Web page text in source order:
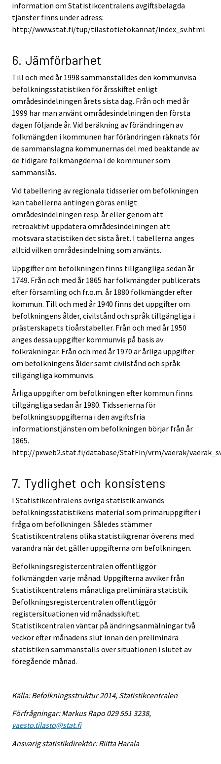
information om Statistikcentralens avgiftsbelagda
tjänster finns under adress:
http://www.stat.fi/tup/tilastotietokannat/index_sv.html
6. Jämförbarhet
Till och med år 1998 sammanställdes den kommunvisa
befolkningsstatistiken för årsskiftet enligt
områdesindelningen årets sista dag. Från och med år
1999 har man använt områdesindelningen den första
dagen följande år. Vid beräkning av förändringen av
folkmängden i kommunen har förändringen räknats för
de sammanslagna kommunernas del med beaktande av
de tidigare folkmängderna i de kommuner som
sammanslås.
Vid tabellering av regionala tidsserier om befolkningen
kan tabellerna antingen göras enligt
områdesindelningen resp. år eller genom att
retroaktivt uppdatera områdesindelningen att
motsvara statistiken det sista året. I tabellerna anges
alltid vilken områdesindelning som använts.
Uppgifter om befolkningen finns tillgängliga sedan år
1749. Från och med år 1865 har folkmängder publicerats
efter församling och fr.o.m. år 1880 folkmängder efter
kommun. Till och med år 1940 finns det uppgifter om
befolkningens ålder, civilstånd och språk tillgängliga i
prästerskapets tioårstabeller. Från och med år 1950
anges dessa uppgifter kommunvis på basis av
folkräkningar. Från och med år 1970 är årliga uppgifter
om befolkningens ålder samt civilstånd och språk
tillgängliga kommunvis.
Årliga uppgifter om befolkningen efter kommun finns
tillgängliga sedan år 1980. Tidsserierna för
befolkningsuppgifterna i den avgiftsfria
informationstjänsten om befolkningen börjar från år
1865.
http://pxweb2.stat.fi/database/StatFin/vrm/vaerak/
7. Tydlighet och konsistens
I Statistikcentralens övriga statistik används
befolkningsstatistikens material som primäruppgifter i
fråga om befolkningen. Således stämmer
Statistikcentralens olika statistikgrenar överens med
varandra när det gäller uppgifterna om befolkningen.
Befolkningsregistercentralen offentliggör
folkmängden varje månad. Uppgifterna avviker från
Statistikcentralens månatliga preliminära statistik.
Befolkningsregistercentralen offentliggör
registersituationen vid månadsskiftet.
Statistikcentralen väntar på ändringsanmälningar två
veckor efter månadens slut innan den preliminära
statistiken sammanställs över situationen i slutet av
föregående månad.
Källa: Befolkningsstruktur 2014, Statistikcentralen
Förfrågningar: Markus Rapo 029 551 3238,
vaesto.tilasto@stat.fi
Ansvarig statistikdirektör: Riitta Harala